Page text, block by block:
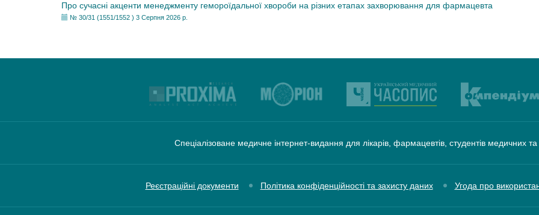
Про сучасні акценти менеджменту гемороїдальної хвороби на різних етапах захворювання для фармацевта
№ 30/31 (1551/1552 ) 3 Серпня 2026 р.
Спеціалізоване медичне інтернет-видання для лікарів, фармацевтів, студентів медичних
Реєстраційні документи Політика конфіденційності та захисту даних Угода про